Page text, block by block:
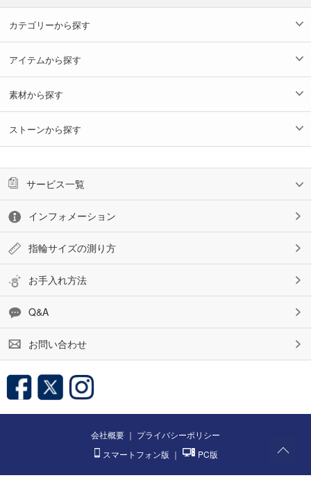
カテゴリーから探す
アイテムから探す
素材から探す
ストーンから探す
サービス一覧
インフォメーション
指輪サイズの測り方
お手入れ方法
Q&A
お問い合わせ
会社概要 ｜ プライバシーポリシー
スマートフォン版 ｜ PC版